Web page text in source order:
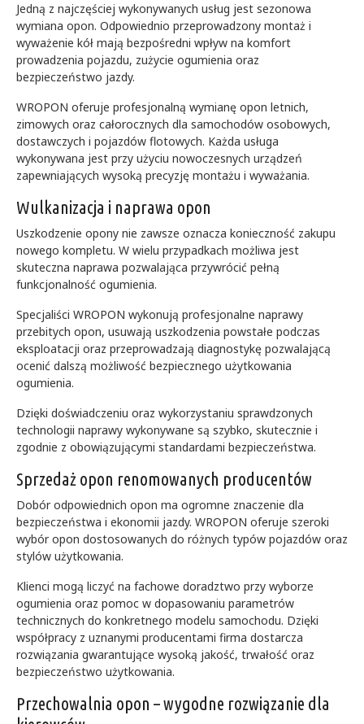
Jedną z najczęściej wykonywanych usług jest sezonowa
wymiana opon. Odpowiednio przeprowadzony montaż i
wyważenie kół mają bezpośredni wpływ na komfort
prowadzenia pojazdu, zużycie ogumienia oraz
bezpieczeństwo jazdy.
WROPON oferuje profesjonalną wymianę opon letnich,
zimowych oraz całorocznych dla samochodów osobowych,
dostawczych i pojazdów flotowych. Każda usługa
wykonywana jest przy użyciu nowoczesnych urządzeń
zapewniających wysoką precyzję montażu i wyważania.
Wulkanizacja i naprawa opon
Uszkodzenie opony nie zawsze oznacza konieczność zakupu
nowego kompletu. W wielu przypadkach możliwa jest
skuteczna naprawa pozwalająca przywrócić pełną
funkcjonalność ogumienia.
Specjaliści WROPON wykonują profesjonalne naprawy
przebitych opon, usuwają uszkodzenia powstałe podczas
eksploatacji oraz przeprowadzają diagnostykę pozwalającą
ocenić dalszą możliwość bezpiecznego użytkowania
ogumienia.
Dzięki doświadczeniu oraz wykorzystaniu sprawdzonych
technologii naprawy wykonywane są szybko, skutecznie i
zgodnie z obowiązującymi standardami bezpieczeństwa.
Sprzedaż opon renomowanych producentów
Dobór odpowiednich opon ma ogromne znaczenie dla
bezpieczeństwa i ekonomii jazdy. WROPON oferuje szeroki
wybór opon dostosowanych do różnych typów pojazdów oraz
stylów użytkowania.
Klienci mogą liczyć na fachowe doradztwo przy wyborze
ogumienia oraz pomoc w dopasowaniu parametrów
technicznych do konkretnego modelu samochodu. Dzięki
współpracy z uznanymi producentami firma dostarcza
rozwiązania gwarantujące wysoką jakość, trwałość oraz
bezpieczeństwo użytkowania.
Przechowalnia opon – wygodne rozwiązanie dla